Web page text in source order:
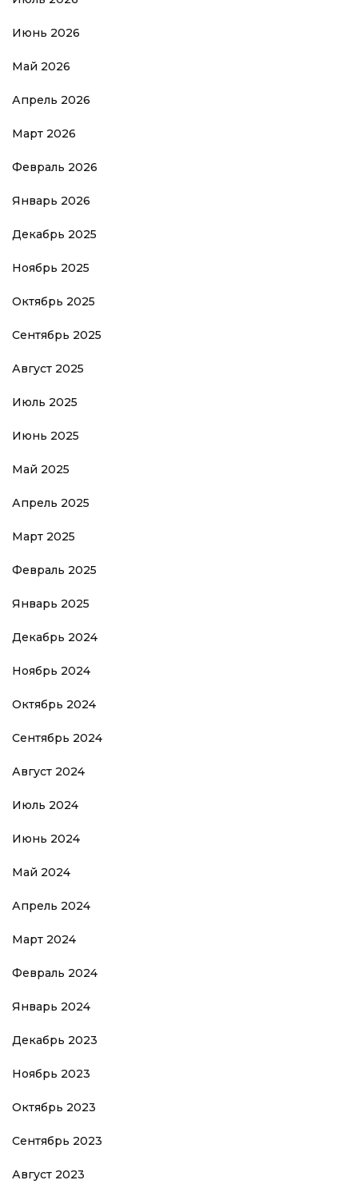
Июнь 2026
Май 2026
Апрель 2026
Март 2026
Февраль 2026
Январь 2026
Декабрь 2025
Ноябрь 2025
Октябрь 2025
Сентябрь 2025
Август 2025
Июль 2025
Июнь 2025
Май 2025
Апрель 2025
Март 2025
Февраль 2025
Январь 2025
Декабрь 2024
Ноябрь 2024
Октябрь 2024
Сентябрь 2024
Август 2024
Июль 2024
Июнь 2024
Май 2024
Апрель 2024
Март 2024
Февраль 2024
Январь 2024
Декабрь 2023
Ноябрь 2023
Октябрь 2023
Сентябрь 2023
Август 2023